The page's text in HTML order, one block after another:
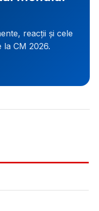
reacții și cele
la CM 2026.